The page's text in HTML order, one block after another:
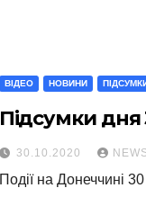
ВІДЕО НОВИНИ
Підсумки дня
30.10.2020
Події на Донеччині